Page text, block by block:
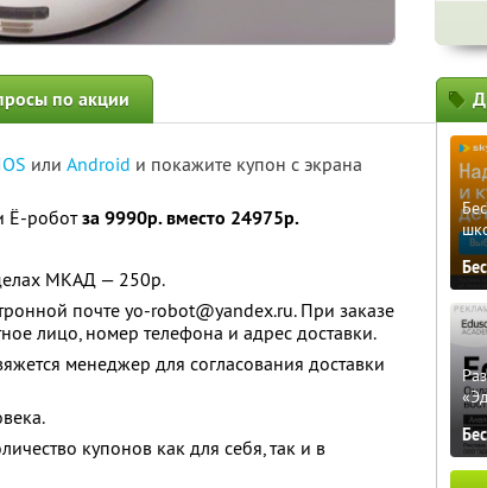
по акции
или Android и покажите купон с экрана
Ё-роботза 9990р. вместо 24975р.
МКАД — 250р.
почте yo-robot@yandex.ru. При заказе
лицо, номер телефона и адрес доставки.
менеджер для согласования доставки
купонов как для себя, так и в